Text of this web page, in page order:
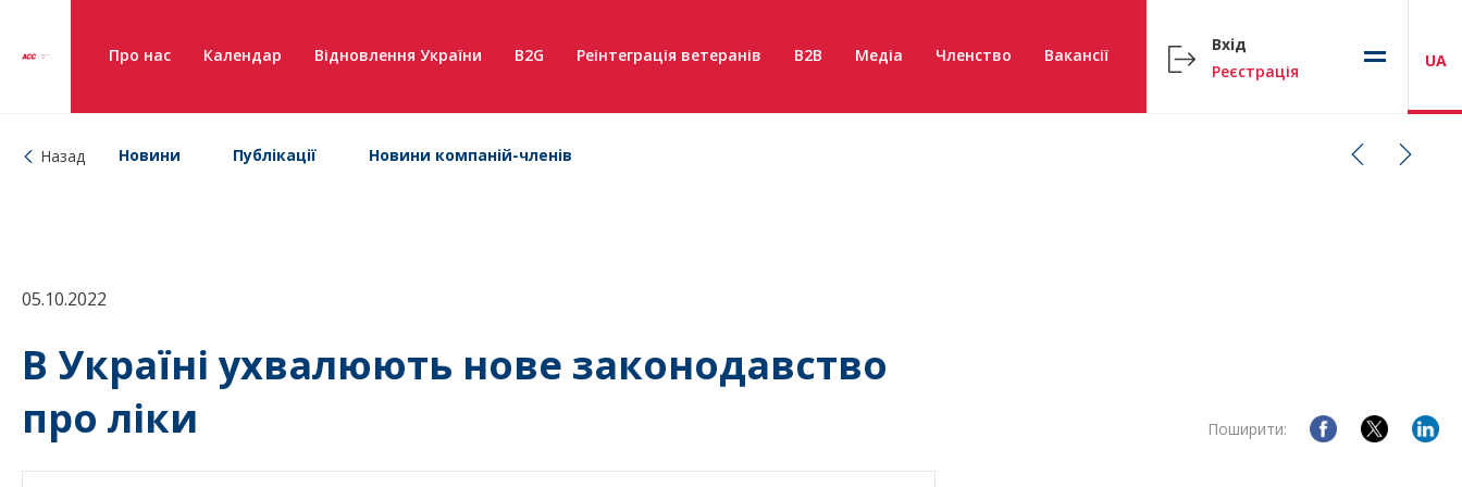
Про нас Календар Відновлення України B2G Реінтеграція ветеранів B2B Медіа Членство Вакансії
Вхід
Реєстрація
UA
Назад Новини Публікації Новини компаній-членів
05.10.2022
В Україні ухвалюють нове законодавство
про ліки
Поширити: